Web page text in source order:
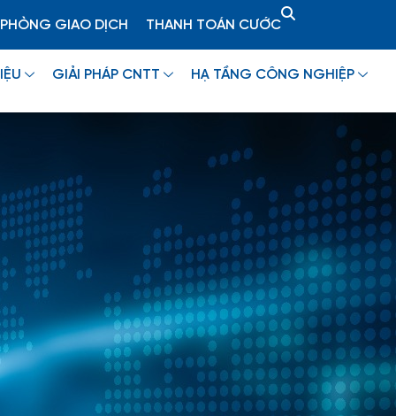
PHÒNG GIAO DỊCH THANH TOÁN CƯỚC
GIẢI PHÁP CNTT HẠ TẦNG CÔNG NGHIỆP